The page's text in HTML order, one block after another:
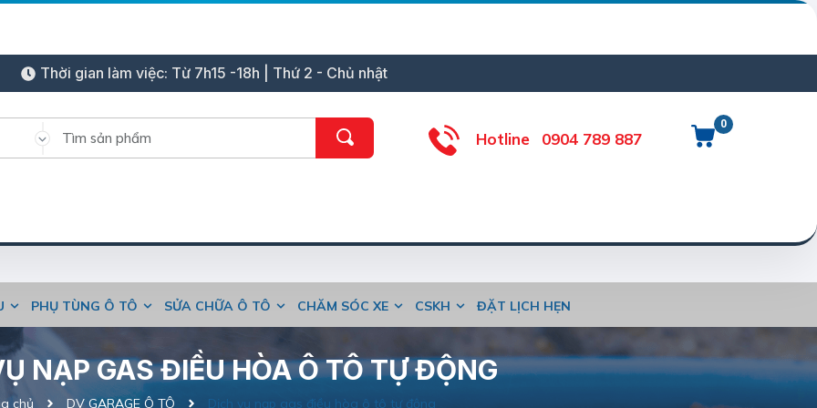
Thời gian làm việc: Từ 7h15 -18h | Thứ 2 - Chủ nhật
0
Hotline 0904 789 887
PHỤ TÙNG Ô TÔ SỬA CHỮA Ô TÔ CHĂM SÓC XE CSKH ĐẶT LỊCH HẸN
NẠP GAS ĐIỀU HÒA Ô TÔ TỰ ĐỘNG
chủ DV GARAGE Ô TÔ Dịch vụ nạp gas điều hòa ô tô tự động